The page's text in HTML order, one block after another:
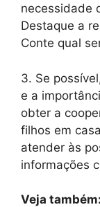
necessidade
Destaque a
Conte qual
3. Se
e a
obter a
filhos em
atender às
informações
Veja também: